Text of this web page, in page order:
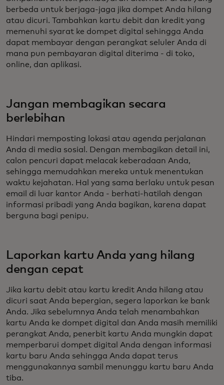
berbeda untuk berjaga-jaga jika dompet Anda hilang
atau dicuri. Tambahkan kartu debit dan kredit yang
memenuhi syarat ke dompet digital sehingga Anda
dapat membayar dengan perangkat seluler Anda di
mana pun pembayaran digital diterima - di toko,
online, dan aplikasi.
Jangan membagikan secara
berlebihan
Hindari memposting lokasi atau agenda perjalanan
Anda di media sosial. Dengan membagikan detail ini,
calon pencuri dapat melacak keberadaan Anda,
sehingga memudahkan mereka untuk menentukan
waktu kejahatan. Hal yang sama berlaku untuk pesan
email di luar kantor Anda - berhati-hatilah dengan
informasi pribadi yang Anda bagikan, karena dapat
berguna bagi penipu.
Laporkan kartu Anda yang hilang
dengan cepat
Jika kartu debit atau kartu kredit Anda hilang atau
dicuri saat Anda bepergian, segera laporkan ke bank
Anda. Jika sebelumnya Anda telah menambahkan
kartu Anda ke dompet digital dan Anda masih memiliki
perangkat Anda, penerbit kartu Anda mungkin dapat
memperbarui dompet digital Anda dengan informasi
kartu baru Anda sehingga Anda dapat terus
menggunakannya sambil menunggu kartu baru Anda
tiba.